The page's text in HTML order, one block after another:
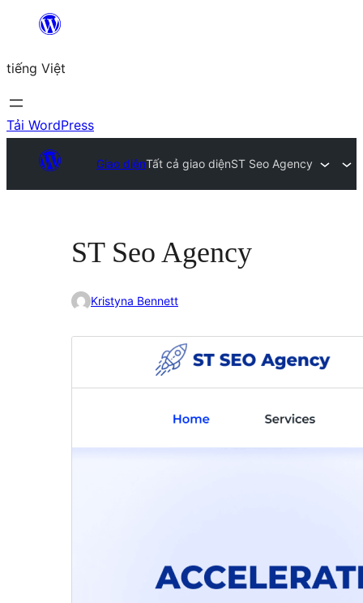
Chuyển
phần
nội
dung
tiếng Việt
Tải WordPress
Giao diệnTất cả giao diệnST Seo Agency
ST Seo Agency
Kristyna Bennett